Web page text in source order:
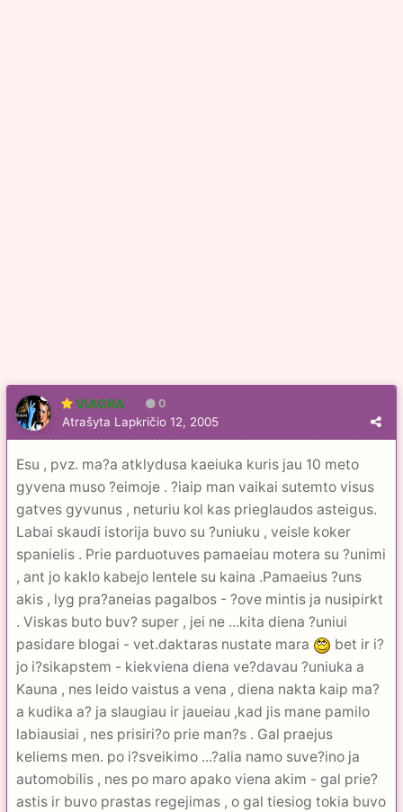
VIAGRA 0
Atrašyta Lapkričio 12, 2005
Esu , pvz. ma?a atklydusa kaeiuka kuris jau 10 meto
gyvena muso ?eimoje . ?iaip man vaikai sutemto visus
gatves gyvunus , neturiu kol kas prieglaudos asteigus.
Labai skaudi istorija buvo su ?uniuku , veisle koker
spanielis . Prie parduotuves pamaeiau motera su ?unimi
, ant jo kaklo kabejo lentele su kaina .Pamaeius ?uns
akis , lyg pra?aneias pagalbos - ?ove mintis ja nusipirkt
. Viskas buto buv? super , jei ne ...kita diena ?uniui
pasidare blogai - vet.daktaras nustate mara
bet ir i?
jo i?sikapstem - kiekviena diena ve?davau ?uniuka a
Kauna , nes leido vaistus a vena , diena nakta kaip ma?
a kudika a? ja slaugiau ir jaueiau ,kad jis mane pamilo
labiausiai , nes prisiri?o prie man?s . Gal praejus
keliems men. po i?sveikimo ...?alia namo suve?ino ja
automobilis , nes po maro apako viena akim - gal prie?
astis ir buvo prastas regejimas , o gal tiesiog tokia buvo